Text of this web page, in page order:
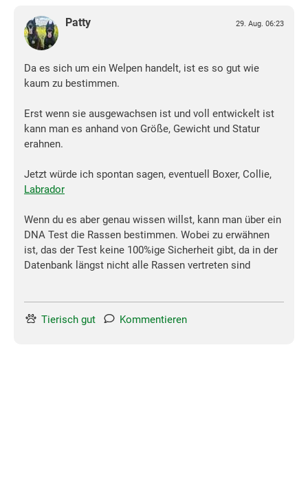
Patty 29. Aug. 06:23
Da es sich um ein Welpen handelt, ist es so gut wie
kaum zu bestimmen.
Erst wenn sie ausgewachsen ist und voll entwickelt ist
kann man es anhand von Größe, Gewicht und Statur
erahnen.
Jetzt würde ich spontan sagen, eventuell Boxer, Collie,
Labrador
Wenn du es aber genau wissen willst, kann man über ein
DNA Test die Rassen bestimmen. Wobei zu erwähnen
ist, das der Test keine 100%ige Sicherheit gibt, da in der
Datenbank längst nicht alle Rassen vertreten sind
Tierisch gut Kommentieren